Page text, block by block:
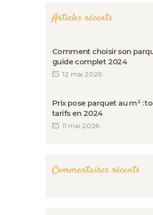
Articles récents
Comment choisir son
guide complet 2024
12 mai 2026
Prix pose parquet au m² :
tarifs en 2024
11 mai 2026
Commentaires récents